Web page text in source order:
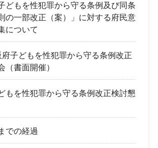
どもを性犯罪から守る条例及び同条
の一部改正（案）」に対する府民意
について
子どもを性犯罪から守る条例改正
（書面開催）
もを性犯罪から守る条例改正検討懇
での経過